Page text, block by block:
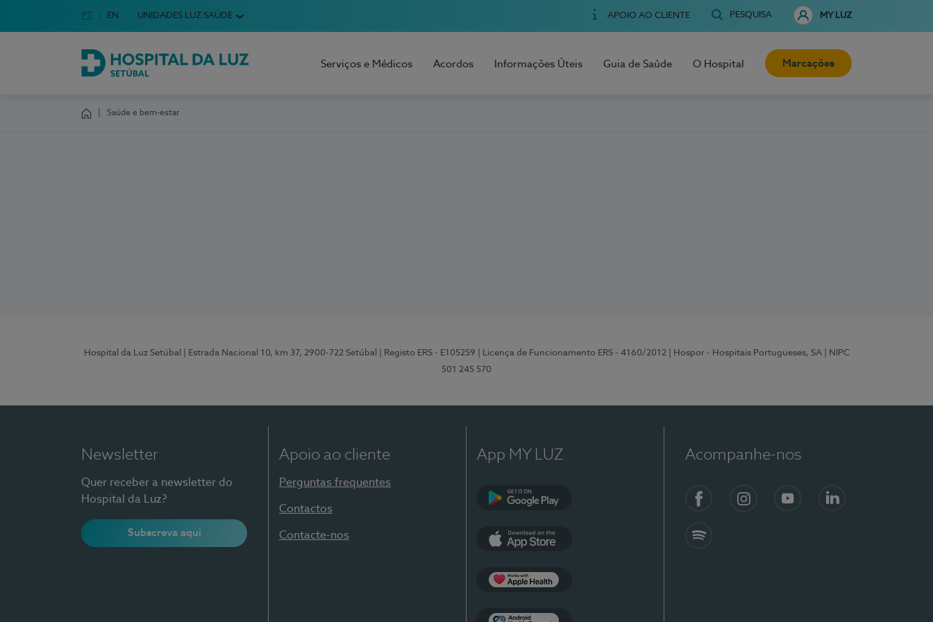
Escolha o seu idioma
Idioma em Português
PT English Language
EN UNIDADES LUZ SAÚDE APOIO AO CLIENTE PESQUISA MY LUZ
Hospital da Luz Setúbal
Serviços e Médicos Acordos Informações Úteis Guia de Saúde O Hospital Marcações
Saúde e bem-estar
Hospital da Luz Setúbal | Estrada Nacional 10, km 37, 2900-722 Setúbal | Registo ERS - E105259 | Licença de Funcionamento ERS - 4160/2012 | Hospor - Hospitais Portugueses, SA
| NIPC
501 245 570
Newsletter
Quer receber a newsletter do
Hospital da Luz?
Subscreva aqui
Apoio ao cliente
Perguntas frequentes
Contactos
Contacte-nos
App MY LUZ Acompanhe-nos